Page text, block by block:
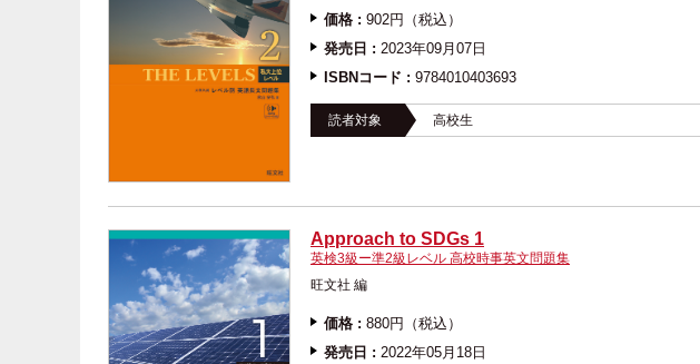
価格 : 902円（税込）
発売日 : 2023年09月07日
ISBNコード : 9784010403693
読者対象 高校生
Approach to SDGs 1
英検3級ー準2級レベル 高校時事英文問題集
旺文社 編
価格 : 880円（税込）
発売日 : 2022年05月18日